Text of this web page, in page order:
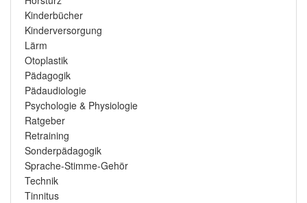
Kinderbücher
Kinderversorgung
Lärm
Otoplastik
Pädagogik
Pädaudiologie
Psychologie & Physiologie
Ratgeber
Retraining
Sonderpädagogik
Sprache-Stimme-Gehör
Technik
Tinnitus